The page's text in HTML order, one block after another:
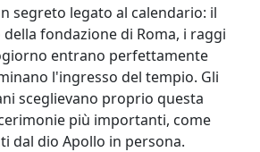
segreto legato al calendario: il
fondazione di Roma, i raggi
entrano perfettamente
l'ingresso del tempio. Gli
sceglievano proprio questa
più importanti, come
dal dio Apollo in persona.